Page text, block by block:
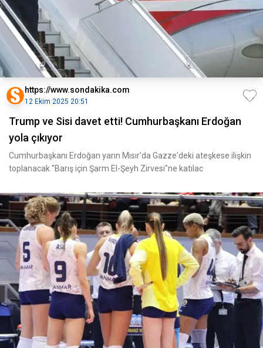
https://www.sondakika.com
12 Ekim 2025 20:51
Trump ve Sisi davet etti! Cumhurbaşkanı Erdoğan
yola çıkıyor
Cumhurbaşkanı Erdoğan yarın Mısır'da Gazze'deki ateşkese ilişkin
toplanacak "Barış için Şarm El-Şeyh Zirvesi"ne katılac